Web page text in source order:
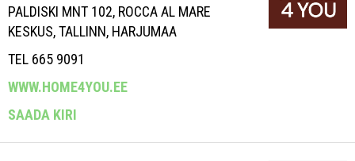
PALDISKI MNT 102, ROCCA AL MARE
KESKUS, TALLINN, HARJUMAA
TEL 665 9091
WWW.HOME4YOU.EE
SAADA KIRI